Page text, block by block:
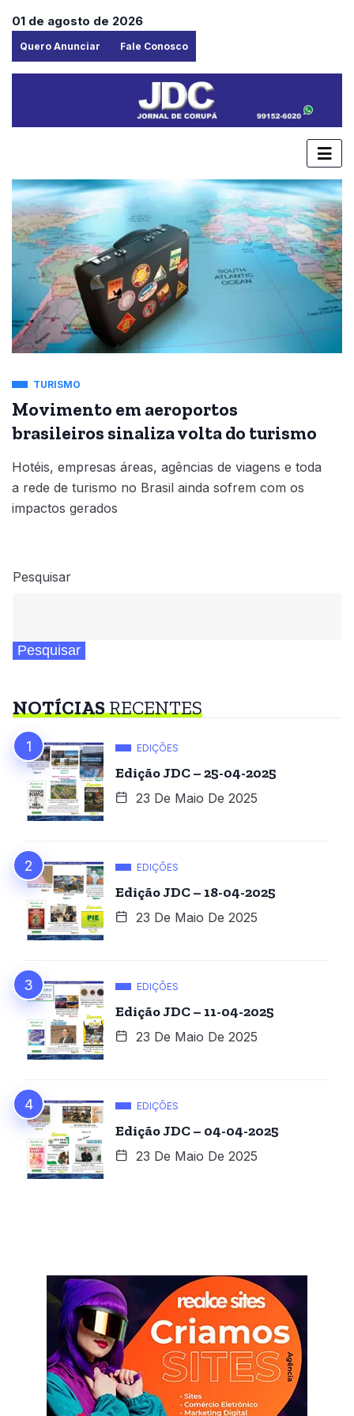
01 de agosto de 2026
Quero Anunciar Fale Conosco
TURISMO
Movimento em aeroportos
brasileiros sinaliza volta do turismo
Hotéis, empresas áreas, agências de viagens e toda
a rede de turismo no Brasil ainda sofrem com os
impactos gerados
Pesquisar
Pesquisar
NOTÍCIASRECENTES
EDIÇÕES
Edição JDC – 25-04-2025
23 De Maio De 2025
EDIÇÕES
Edição JDC – 18-04-2025
23 De Maio De 2025
EDIÇÕES
Edição JDC – 11-04-2025
23 De Maio De 2025
EDIÇÕES
Edição JDC – 04-04-2025
23 De Maio De 2025